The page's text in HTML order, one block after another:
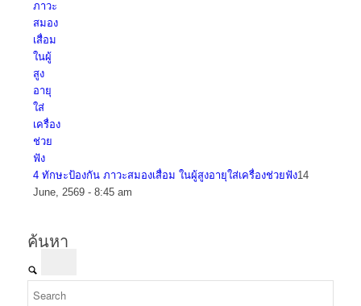
4 ทักษะป้องกัน ภาวะสมองเสื่อม ในผู้สูงอายุใส่เครื่องช่วยฟัง14
June, 2569 - 8:45 am
ค้นหา